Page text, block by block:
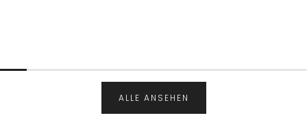
ALLE ANSEHEN